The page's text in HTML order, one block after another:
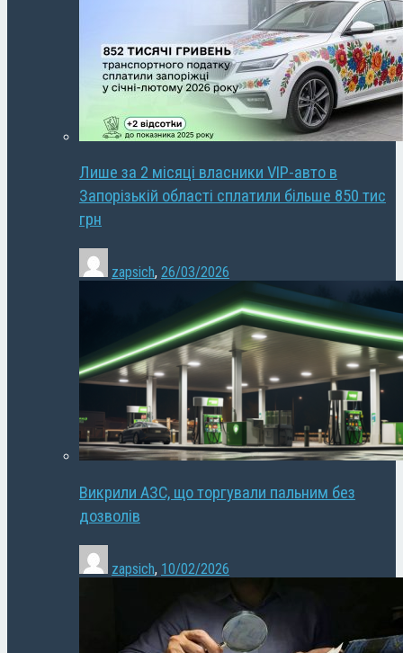
Лише за 2 місяці власники VIP-авто в
Запорізькій області сплатили більше 850 тис
грн
zapsich, 26/03/2026
Викрили АЗС, що торгували пальним без
дозволів
zapsich, 10/02/2026